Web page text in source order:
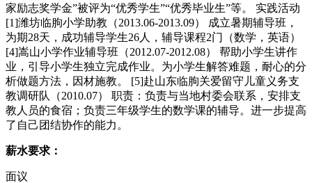
家励志奖学金”被评为“优秀学生”“优秀毕业生”等。 实践活动
[1]潍坊临朐小学助教（2013.06-2013.09） 成立暑期辅导班，
为期28天，成功辅导学生26人，辅导课程2门（数学，英语）
[4]嵩山小学作业辅导班（2012.07-2012.08） 帮助小学生讲作
业，引导小学生独立完成作业。为小学生解答难题，耐心的分
析做题方法，因材施教。 [5]赴山东临朐关爱留守儿童义务支
教调研队（2010.07） 职责：负责与当地村委会联系，安排支
教人员的食宿；负责三年级学生的数学课的辅导。进一步提高
了自己团结协作的能力。
薪水要求：
面议